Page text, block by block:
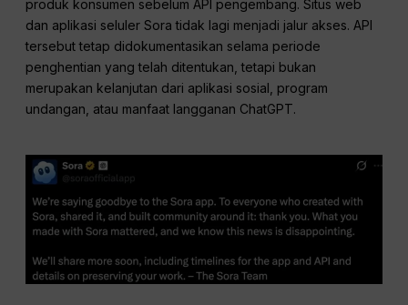
produk konsumen sebelum API pengembang. Situs web
dan aplikasi seluler Sora tidak lagi menjadi jalur akses. API
tersebut tetap didokumentasikan selama periode
penghentian yang telah ditentukan, tetapi bukan
merupakan kelanjutan dari aplikasi sosial, program
undangan, atau manfaat langganan ChatGPT.